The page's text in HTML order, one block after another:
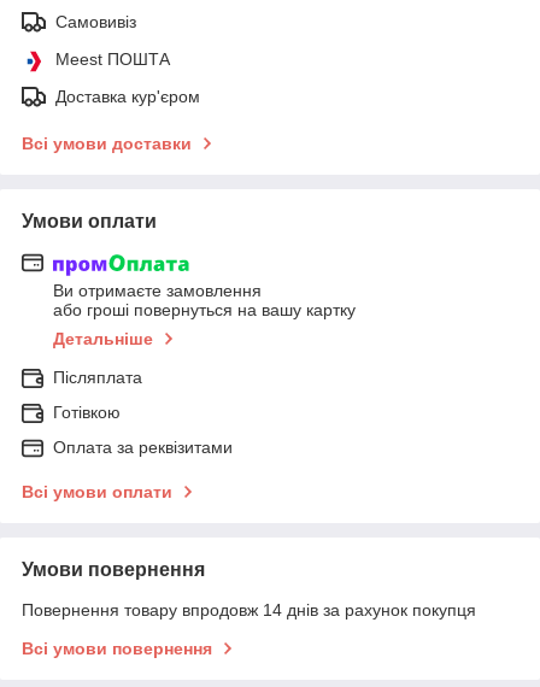
Самовивіз
Meest ПОШТА
Доставка кур'єром
Всі умови доставки
Умови оплати
Ви отримаєте замовлення
або гроші повернуться на вашу картку
Детальніше
Післяплата
Готівкою
Оплата за реквізитами
Всі умови оплати
Умови повернення
Повернення товару впродовж 14 днів за рахунок покупця
Всі умови повернення